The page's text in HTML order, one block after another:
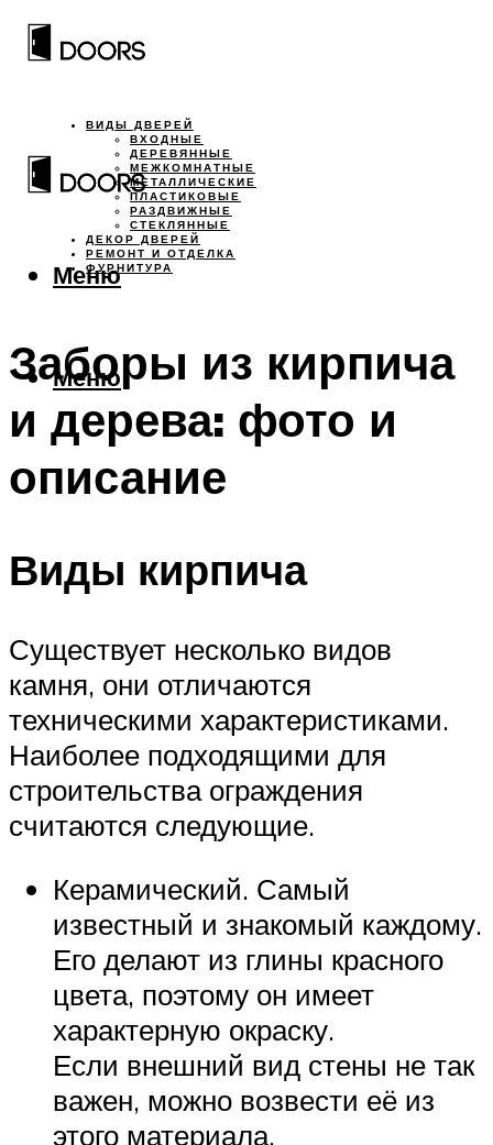
ВИДЫ ДВЕРЕЙ
ВХОДНЫЕ
ДЕРЕВЯННЫЕ
МЕЖКОМНАТНЫЕ
МЕТАЛЛИЧЕСКИЕ
ПЛАСТИКОВЫЕ
РАЗДВИЖНЫЕ
СТЕКЛЯННЫЕ
ДЕКОР ДВЕРЕЙ
РЕМОНТ И ОТДЕЛКА
ФУРНИТУРА
Меню
Меню
Заборы из кирпича
и дерева: фото и
описание
Виды кирпича
Существует несколько видов
камня, они отличаются
техническими характеристиками.
Наиболее подходящими для
строительства ограждения
считаются следующие.
Керамический. Самый
известный и знакомый каждому.
Его делают из глины красного
цвета, поэтому он имеет
характерную окраску.
Если внешний вид стены не так
важен, можно возвести её из
этого материала.